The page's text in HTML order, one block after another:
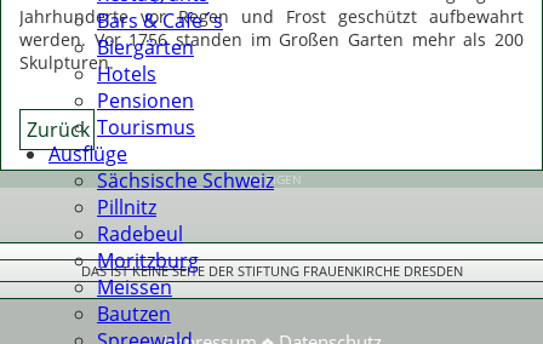
Bars & Cafe´s
Biergärten
Hotels
Pensionen
Tourismus
Ausflüge
Sächsische Schweiz
Pillnitz
Radebeul
Moritzburg
Meissen
Bautzen
Jahrhunderte vor Regen und Frost geschützt aufbewahrt
werden. Vor 1756 standen im Großen Garten mehr als 200
Skulpturen.
Zurück
ANZEIGEN
DAS IST KEINE SEITE DER STIFTUNG FRAUENKIRCHE DRESDEN